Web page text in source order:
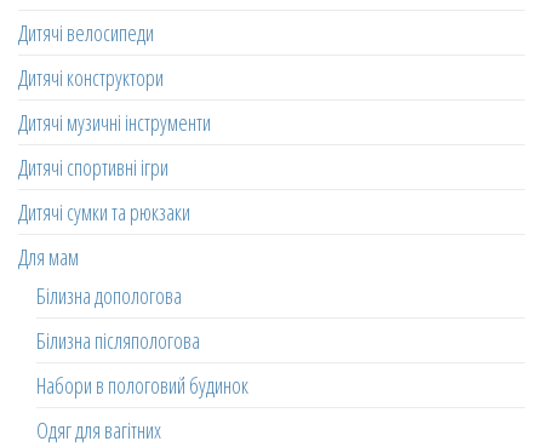
Дитячі велосипеди
Дитячі конструктори
Дитячі музичні інструменти
Дитячі спортивні ігри
Дитячі сумки та рюкзаки
Для мам
Білизна допологова
Білизна післяпологова
Набори в пологовий будинок
Одяг для вагітних